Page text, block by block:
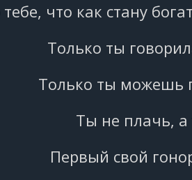
что как стану
Только ты
Только ты можешь
Ты не плачь, а
Первый свой